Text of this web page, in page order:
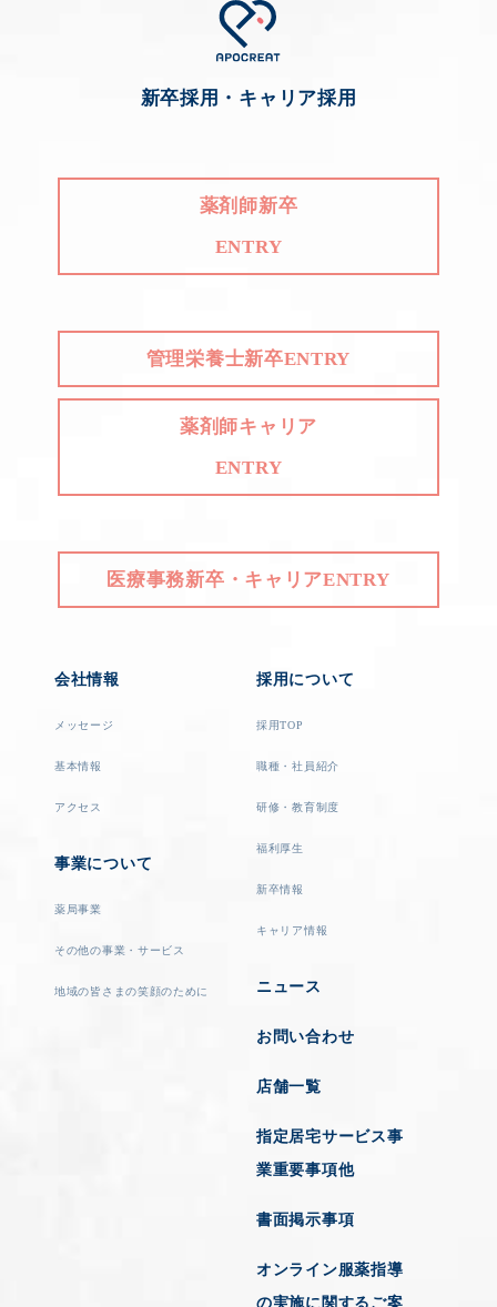
新卒採用・キャリア採用
薬剤師新卒
ENTRY
管理栄養士新卒ENTRY
薬剤師キャリア
ENTRY
医療事務新卒・キャリアENTRY
会社情報
メッセージ
基本情報
アクセス
事業について
薬局事業
その他の事業・サービス
地域の皆さまの笑顔のために
採用について
採用TOP
職種・社員紹介
研修・教育制度
福利厚生
新卒情報
キャリア情報
ニュース
お問い合わせ
店舗一覧
指定居宅サービス事
業重要事項他
書面掲示事項
オンライン服薬指導
の実施に関するご案